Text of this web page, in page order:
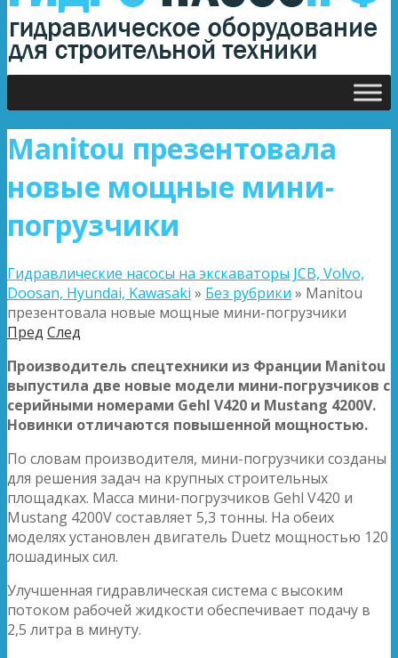
Manitou презентовала
новые мощные мини-
погрузчики
Гидравлические насосы на экскаваторы JCB, Volvo,
Doosan, Hyundai, Kawasaki » Без рубрики » Manitou
презентовала новые мощные мини-погрузчики
Пред След
Производитель спецтехники из Франции Manitou
выпустила две новые модели мини-погрузчиков с
серийными номерами Gehl V420 и Mustang 4200V.
Новинки отличаются повышенной мощностью.
По словам производителя, мини-погрузчики созданы
для решения задач на крупных строительных
площадках. Масса мини-погрузчиков Gehl V420 и
Mustang 4200V составляет 5,3 тонны. На обеих
моделях установлен двигатель Duetz мощностью 120
лошадиных сил.
Улучшенная гидравлическая система с высоким
потоком рабочей жидкости обеспечивает подачу в
2,5 литра в минуту.